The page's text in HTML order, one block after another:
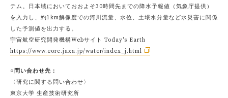
テム。日本域においておおよそ30時間先までの降水予報値（気象庁提供）
を入力し、約1km解像度での河川流量、水位、土壌水分量など水災害に関係
した予測値を出力する。
宇宙航空研究開発機構Webサイト Today's Earth
https://www.eorc.jaxa.jp/water/index_j.html
○問い合わせ先：
〈研究に関する問い合わせ〉
東京大学 生産技術研究所